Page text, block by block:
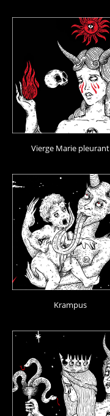
Vierge Marie pleurant
Krampus